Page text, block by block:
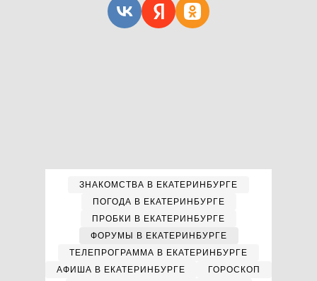
ЗНАКОМСТВА В ЕКАТЕРИНБУРГЕ
ПОГОДА В ЕКАТЕРИНБУРГЕ
ПРОБКИ В ЕКАТЕРИНБУРГЕ
ФОРУМЫ В ЕКАТЕРИНБУРГЕ
ТЕЛЕПРОГРАММА В ЕКАТЕРИНБУРГЕ
АФИША В ЕКАТЕРИНБУРГЕ
ГОРОСКОП